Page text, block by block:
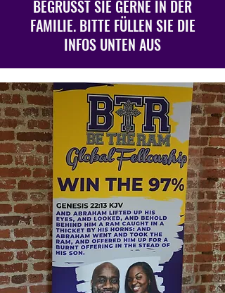
BEGRÜSST SIE GERNE IN DER
FAMILIE. BITTE FÜLLEN SIE DIE
INFOS UNTEN AUS